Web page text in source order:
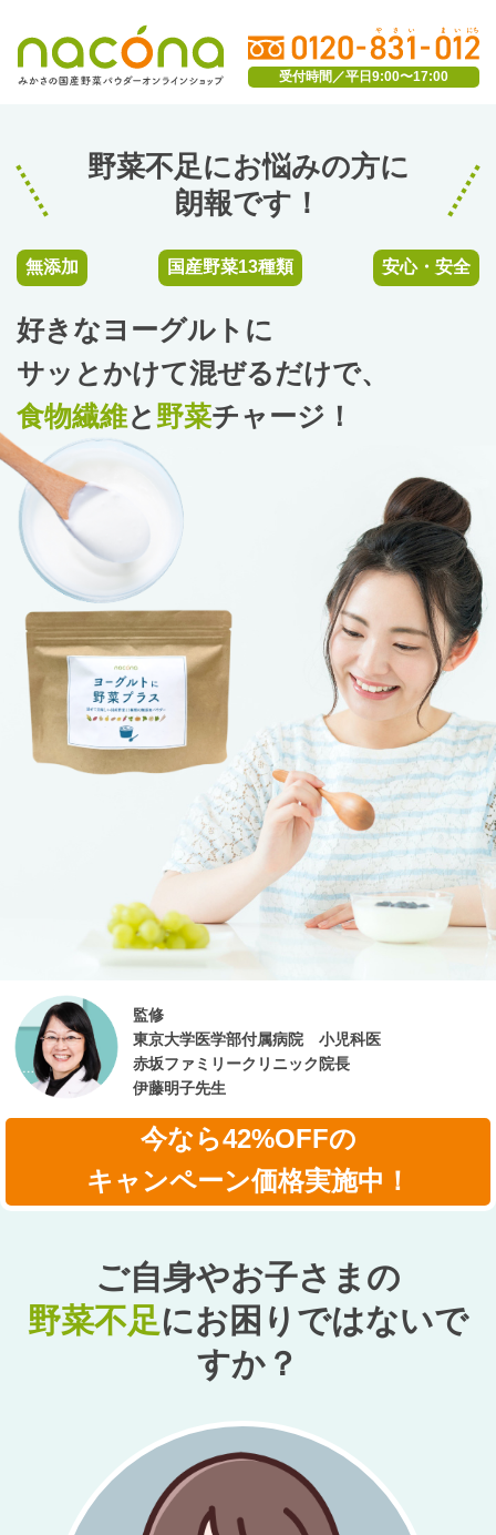
受付時間／平日9:00〜17:00
野菜不足にお悩みの方に
朗報です！
無添加 国産野菜13種類 安心・安全
好きなヨーグルトに
サッとかけて混ぜるだけで、
食物繊維と野菜チャージ！
監修
東京大学医学部付属病院 小児科医
赤坂ファミリークリニック院長
伊藤明子先生
今なら42%OFFの
キャンペーン価格実施中！
ご自身やお子さまの
野菜不足にお困りではないで
すか？